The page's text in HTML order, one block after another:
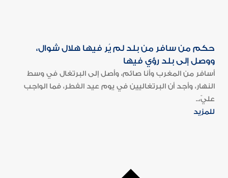
حكم من سافر من بلد لم يُر فيها هلال شوال،
ووصل إلى بلد رؤي فيها
أسافر من المغرب وأنا صائم، وأصل إلى البرتغال في وسط
النهار، وأجد أن البرتغاليين في يوم عيد الفطر، فما الواجب
عليّ،..
للمزيد